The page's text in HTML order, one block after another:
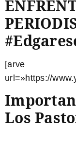
[arve
url=»https://
Los